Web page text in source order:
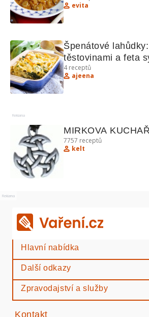
pečenými na
evita
Špenátové
těstovinami a feta
4receptů
ajeena
Reklama
MIRKOVA
7757 receptů
kelt
Reklama
Hlavní nabídka
Další odkazy
Zpravodajství a služby
Kontakt